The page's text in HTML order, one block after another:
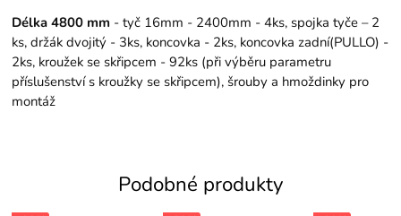
Délka 4800 mm - tyč 16mm - 2400mm - 4ks, spojka tyče – 2
ks, držák dvojitý - 3ks, koncovka - 2ks, koncovka zadní(PULLO) -
2ks, kroužek se skřipcem - 92ks (při výběru parametru
příslušenství s kroužky se skřipcem), šrouby a hmoždinky pro
montáž
Podobné produkty